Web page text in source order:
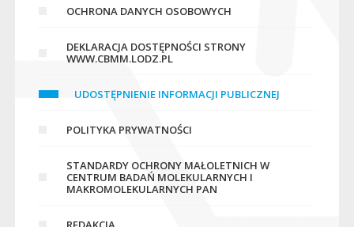
OCHRONA DANYCH OSOBOWYCH
DEKLARACJA DOSTĘPNOŚCI STRONY
WWW.CBMM.LODZ.PL
UDOSTĘPNIENIE INFORMACJI PUBLICZNEJ
POLITYKA PRYWATNOŚCI
STANDARDY OCHRONY MAŁOLETNICH W
CENTRUM BADAŃ MOLEKULARNYCH I
MAKROMOLEKULARNYCH PAN